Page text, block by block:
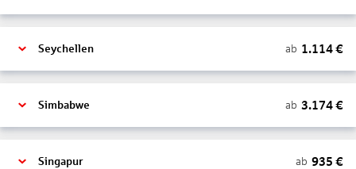
Seychellen ab 1.114€
Simbabwe ab 3.174€
Singapur ab 935 €